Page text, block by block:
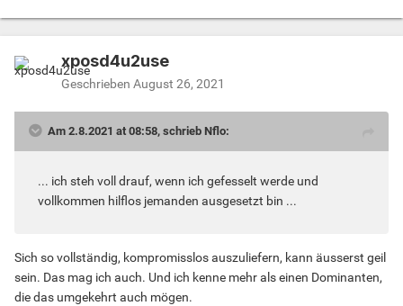
xposd4u2use
Geschrieben August 26, 2021
Am 2.8.2021 at 08:58, schrieb Nflo:
... ich steh voll drauf, wenn ich gefesselt werde und
vollkommen hilflos jemanden ausgesetzt bin ...
Sich so vollständig, kompromisslos auszuliefern, kann äusserst geil
sein. Das mag ich auch. Und ich kenne mehr als einen Dominanten,
die das umgekehrt auch mögen.